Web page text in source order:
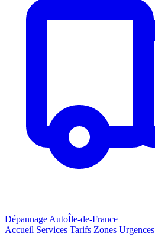
Dépannage AutoÎle-de-France
Accueil Services Tarifs Zones Urgences